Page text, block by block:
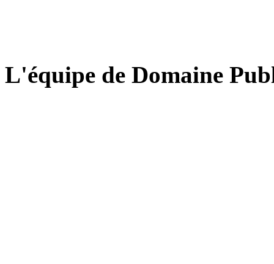
L'équipe de Domaine